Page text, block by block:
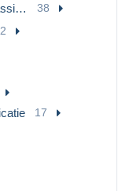
Andere & zonder classificatie 38
2
17